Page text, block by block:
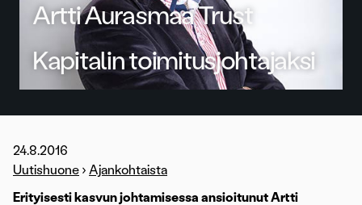
Artti Aurasmaa Trust
Kapitalin toimitusjohtajaksi
24.8.2016
Uutishuone › Ajankohtaista
Erityisesti kasvun johtamisessa ansioitunut Artti